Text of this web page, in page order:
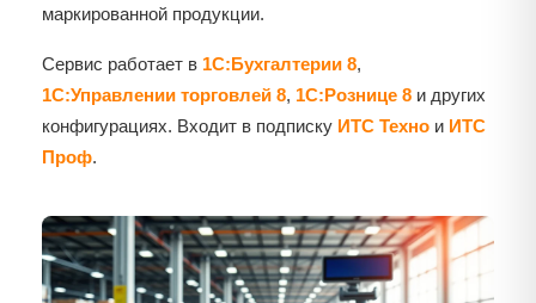
маркированной продукции.
Сервис работает в 1С:Бухгалтерии 8,
1С:Управлении торговлей 8, 1С:Рознице 8 и других
конфигурациях. Входит в подписку ИТС Техно и ИТС
Проф.